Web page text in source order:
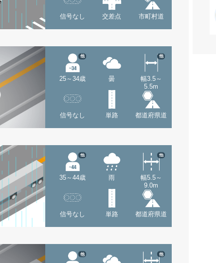
信号なし 交差点 市町村道
25～34歳
他
曇
幅3.5～
5.5m
他
信号なし 単路 都道府県道
35～44歳
他
雨
幅5.5～
9.0m
他
信号なし 単路 都道府県道
他 他